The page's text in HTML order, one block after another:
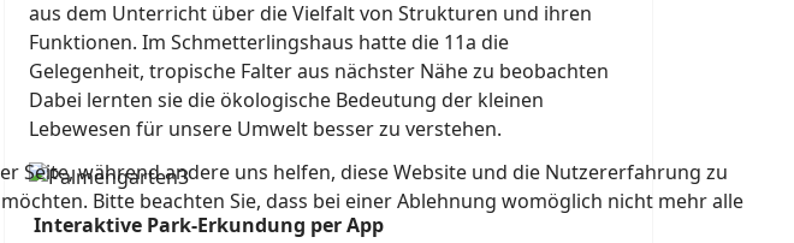
aus dem Unterricht über die Vielfalt von Strukturen und ihren
Funktionen. Im Schmetterlingshaus hatte die 11a die
Gelegenheit, tropische Falter aus nächster Nähe zu beobachten
Dabei lernten sie die ökologische Bedeutung der kleinen
Lebewesen für unsere Umwelt besser zu verstehen.
Interaktive Park-Erkundung per App
Seite, während andere uns helfen, diese Website und die Nutzererfahrung zu
Bitte beachten Sie, dass bei einer Ablehnung womöglich nicht mehr alle